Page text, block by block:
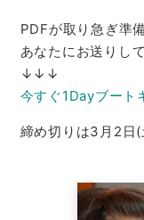
PDFが取り急ぎ準
あなたにお送りし
↓↓↓
今すぐ1Dayブート
締め切りは3月2日(